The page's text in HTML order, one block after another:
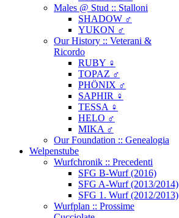
Males @ Stud :: Stalloni
SHADOW ♂
YUKON ♂
Our History :: Veterani &
Ricordo
RUBY ♀
TOPAZ ♂
PHÖNIX ♂
SAPHIR ♀
TESSA ♀
HELO ♂
MIKA ♂
Our Foundation :: Genealogia
Welpenstube
Wurfchronik :: Precedenti
SFG B-Wurf (2016)
SFG A-Wurf (2013/2014)
SFG 1. Wurf (2012/2013)
Wurfplan :: Prossime